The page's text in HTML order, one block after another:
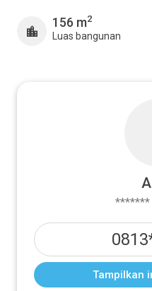
156 m2
Luas bangunan
Tampilkan